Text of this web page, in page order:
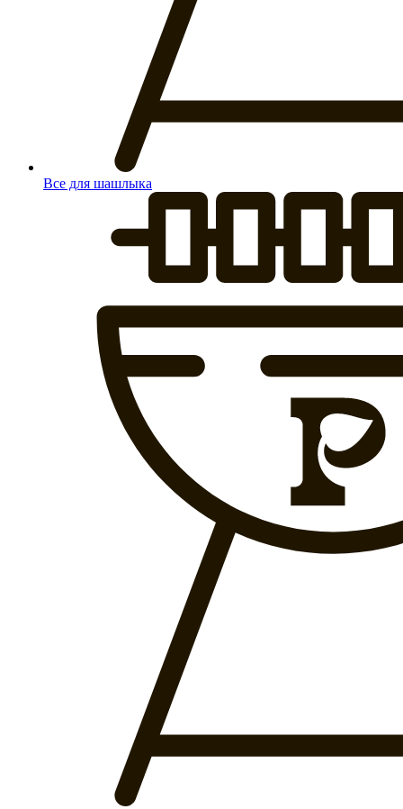
Все для шашлыка